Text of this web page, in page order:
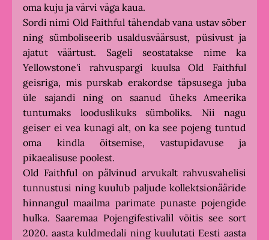
oma kuju ja värvi väga kaua.
Sordi nimi Old Faithful tähendab vana ustav sõber
ning sümboliseerib usaldusväärsust, püsivust ja
ajatut väärtust. Sageli seostatakse nime ka
Yellowstone'i rahvuspargi kuulsa Old Faithful
geisriga, mis purskab erakordse täpsusega juba
üle sajandi ning on saanud üheks Ameerika
tuntumaks looduslikuks sümboliks. Nii nagu
geiser ei vea kunagi alt, on ka see pojeng tuntud
oma kindla õitsemise, vastupidavuse ja
pikaealisuse poolest.
Old Faithful on pälvinud arvukalt rahvusvahelisi
tunnustusi ning kuulub paljude kollektsionääride
hinnangul maailma parimate punaste pojengide
hulka. Saaremaa Pojengifestivalil võitis see sort
2020. aasta kuldmedali ning kuulutati Eesti aasta